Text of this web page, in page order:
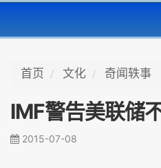
首页 文化 奇闻轶事
IMF警告美联储
2015-07-08